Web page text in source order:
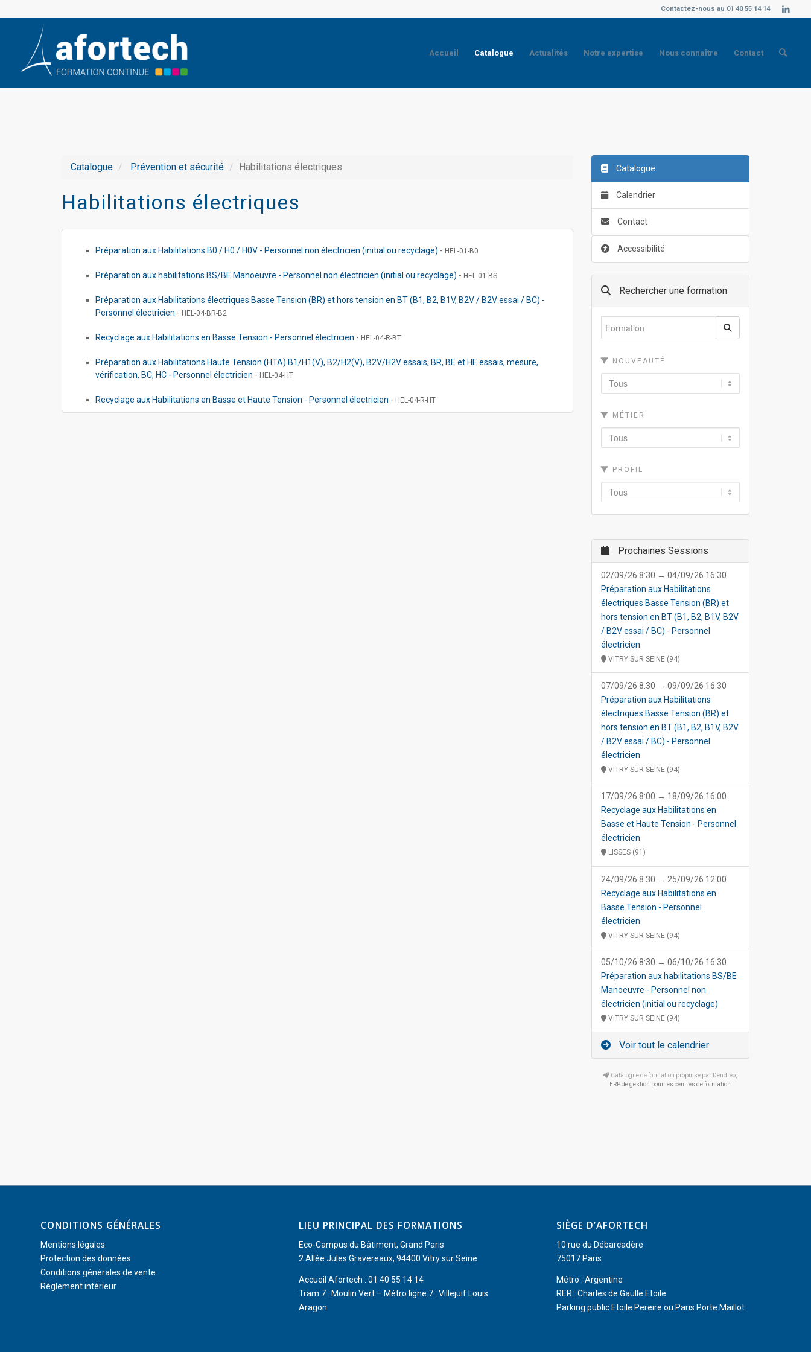
Contactez-nous au 01 40 55 14 14
Accueil Catalogue Actualités Notre expertise Nous connaître Contact
Catalogue Prévention et sécurité Habilitations électriques
Habilitations électriques
Préparation aux Habilitations B0 / H0 / H0V - Personnel non électricien (initial ou recyclage) - HEL-01-B0
Préparation aux habilitations BS/BE Manoeuvre - Personnel non électricien (initial ou recyclage) - HEL-01-BS
Préparation aux Habilitations électriques Basse Tension (BR) et hors tension en BT (B1, B2, B1V, B2V / B2V essai / BC) -
Personnel électricien - HEL-04-BR-B2
Recyclage aux Habilitations en Basse Tension - Personnel électricien - HEL-04-R-BT
Préparation aux Habilitations Haute Tension (HTA) B1/H1(V), B2/H2(V), B2V/H2V essais, BR, BE et HE essais, mesure,
vérification, BC, HC - Personnel électricien - HEL-04-HT
Recyclage aux Habilitations en Basse et Haute Tension - Personnel électricien - HEL-04-R-HT
Catalogue
Calendrier
Contact
Accessibilité
Rechercher une formation
NOUVEAUTÉ
MÉTIER
PROFIL
Prochaines Sessions
02/09/26 8:30 → 04/09/26 16:30
Préparation aux Habilitations
électriques Basse Tension (BR) et
hors tension en BT (B1, B2, B1V, B2V
/ B2V essai / BC) - Personnel
électricien
VITRY SUR SEINE (94)
07/09/26 8:30 → 09/09/26 16:30
Préparation aux Habilitations
électriques Basse Tension (BR) et
hors tension en BT (B1, B2, B1V, B2V
/ B2V essai / BC) - Personnel
électricien
VITRY SUR SEINE (94)
17/09/26 8:00 → 18/09/26 16:00
Recyclage aux Habilitations en
Basse et Haute Tension - Personnel
électricien
LISSES (91)
24/09/26 8:30 → 25/09/26 12:00
Recyclage aux Habilitations en
Basse Tension - Personnel
électricien
VITRY SUR SEINE (94)
05/10/26 8:30 → 06/10/26 16:30
Préparation aux habilitations BS/BE
Manoeuvre - Personnel non
électricien (initial ou recyclage)
VITRY SUR SEINE (94)
Voir tout le calendrier
Catalogue de formation propulsé par Dendreo,
ERP de gestion pour les centres de formation
CONDITIONS GÉNÉRALES
Mentions légales
Protection des données
Conditions générales de vente
Règlement intérieur
LIEU PRINCIPAL DES FORMATIONS
Eco-Campus du Bâtiment, Grand Paris
2 Allée Jules Gravereaux, 94400 Vitry sur Seine
Accueil Afortech : 01 40 55 14 14
Tram 7 : Moulin Vert – Métro ligne 7 : Villejuif Louis
Aragon
SIÈGE D’AFORTECH
10 rue du Débarcadère
75017 Paris
Métro : Argentine
RER : Charles de Gaulle Etoile
Parking public Etoile Pereire ou Paris Porte Maillot